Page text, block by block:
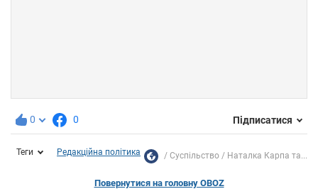
0 0 Підписатися
Теги Редакційна політика Суспільство Наталка Карпа та...
Повернутися на головну OBOZ